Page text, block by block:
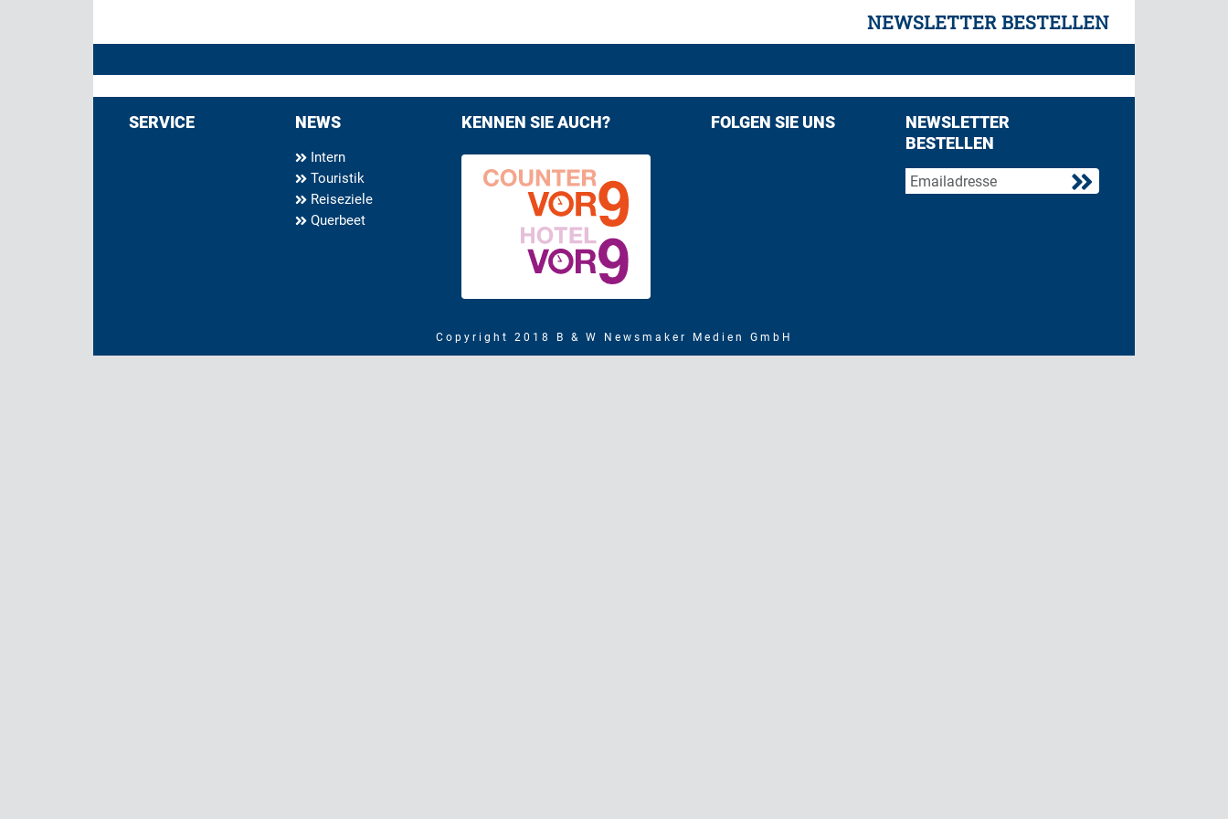
NEWSLETTER BESTELLEN
SERVICE NEWS
Intern
Touristik
Reiseziele
Querbeet
KENNEN SIE AUCH? FOLGEN SIE UNS
NEWSLETTER
BESTELLEN
Copyright 2018 B & W Newsmaker Medien GmbH